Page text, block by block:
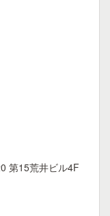
第15荒井ビル4F